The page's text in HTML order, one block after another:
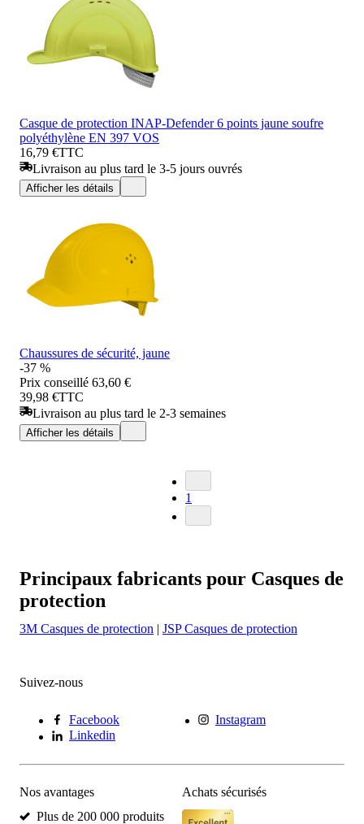
Casque de protection INAP-Defender 6 points jaune soufre
polyéthylène EN 397 VOS
16,79 €TTC
Livraison au plus tard le 3-5 jours ouvrés
Afficher les détails
Chaussures de sécurité, jaune
-37 %
Prix conseillé 63,60 €
39,98 €TTC
Livraison au plus tard le 2-3 semaines
Afficher les détails
1
Principaux fabricants pour Casques de
protection
3M Casques de protection | JSP Casques de protection
Suivez-nous
Facebook
Instagram
Linkedin
Nos avantages
Plus de 200 000 produits
Achats sécurisés